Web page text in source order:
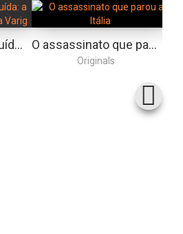
Uma gigante destruída: a história da falência da Varig O assassinato que parou a Itália
Originals